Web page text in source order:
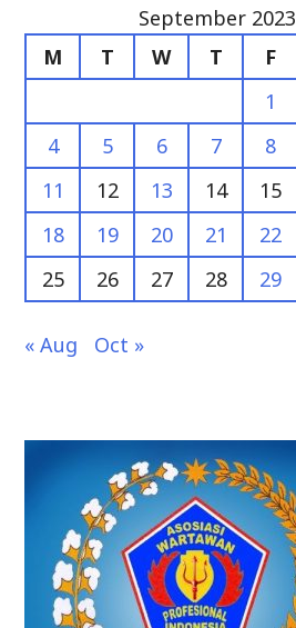
September 2023
M
T W T F
1
4
5 6 7 8
11
12 13 14 15
18
19 20 21 22
25
26 27 28 29
« Aug Oct »